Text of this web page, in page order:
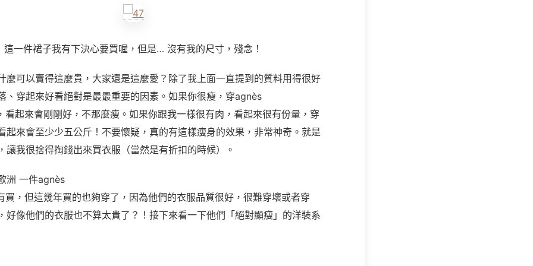
這一件裙子我有下決心要買喔，但是… 沒有我的尺寸，殘念！
麼可以賣得這麼貴，大家還是這麼愛？除了我上面一直提到的質料用得很好
、穿起來好看絕對是最最重要的因素。如果你很瘦，穿agnès
看起來會剛剛好，不那麼瘦。如果你跟我一樣很有肉，看起來很有份量，穿
起來會至少少五公斤！不要懷疑，真的有這樣瘦身的效果，非常神奇。就是
讓我很捨得掏錢出來買衣服（當然是有折扣的時候）。
洲 一件agnès
買，但這幾年買的也夠穿了，因為他們的衣服品質很好，很難穿壞或者穿
好像他們的衣服也不算太貴了？！接下來看一下他們「絕對顯瘦」的洋裝系